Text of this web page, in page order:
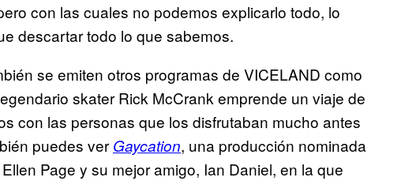
con las cuales no podemos explicarlo todo, lo
descartar todo lo que sabemos.
se emiten otros programas de VICELAND como
skater Rick McCrank emprende un viaje de
con las personas que los disfrutaban mucho antes
puedes ver Gaycation, una producción nominada
Page y su mejor amigo, Ian Daniel, en la que